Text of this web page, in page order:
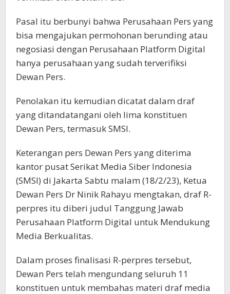
Pasal itu berbunyi bahwa Perusahaan Pers yang
bisa mengajukan permohonan berunding atau
negosiasi dengan Perusahaan Platform Digital
hanya perusahaan yang sudah terverifiksi
Dewan Pers.
Penolakan itu kemudian dicatat dalam draf
yang ditandatangani oleh lima konstituen
Dewan Pers, termasuk SMSI.
Keterangan pers Dewan Pers yang diterima
kantor pusat Serikat Media Siber Indonesia
(SMSI) di Jakarta Sabtu malam (18/2/23), Ketua
Dewan Pers Dr Ninik Rahayu mengtakan, draf R-
perpres itu diberi judul Tanggung Jawab
Perusahaan Platform Digital untuk Mendukung
Media Berkualitas.
Dalam proses finalisasi R-perpres tersebut,
Dewan Pers telah mengundang seluruh 11
konstituen untuk membahas materi draf media